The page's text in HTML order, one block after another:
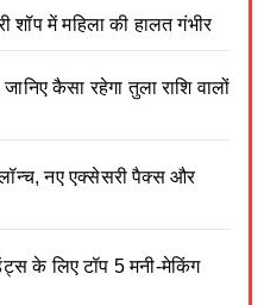
शॉप में महिला की हालत गंभीर
कैसा रहेगा तुला राशि वालों
नए एक्सेसरी पैक्स और
के लिए टॉप 5 मनी-मेकिंग